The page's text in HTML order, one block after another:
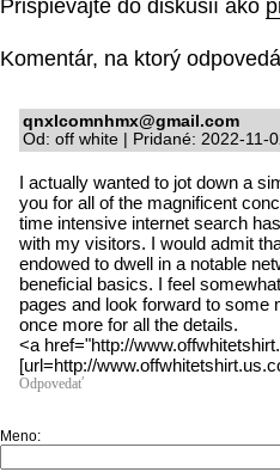
Prispievajte do diskusií ako
Komentár, na ktorý
qnxlcomnhmx@gmail.com
Od: off white | Pridané: 2022-11-
I actually wanted to jot down a
you for all of the magnificent
time intensive internet search
with my visitors. I would admit
endowed to dwell in a notable
beneficial basics. I feel
pages and look forward to some
once more for all the details.
<a href="http://
[url=http://
Odpovedať
Meno: